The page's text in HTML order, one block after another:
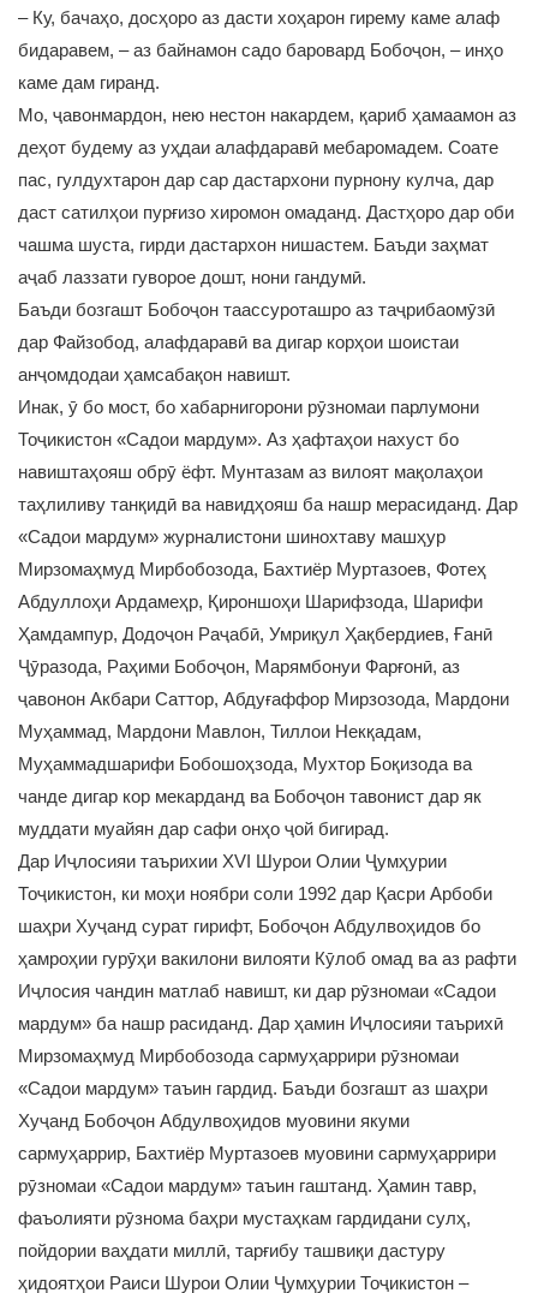
– Ку, бачаҳо, досҳоро аз дасти хоҳарон гирему каме алаф
бидаравем, – аз байнамон садо баровард Бобоҷон, – инҳо
каме дам гиранд.
Мо, ҷавонмардон, нею нестон накардем, қариб ҳамаамон аз
деҳот будему аз уҳдаи алафдаравӣ мебаромадем. Соате
пас, гулдухтарон дар сар дастархони пурнону кулча, дар
даст сатилҳои пурғизо хиромон омаданд. Дастҳоро дар оби
чашма шуста, гирди дастархон нишастем. Баъди заҳмат
аҷаб лаззати гуворое дошт, нони гандумӣ.
Баъди бозгашт Бобоҷон таассуроташро аз таҷрибаомӯзӣ
дар Файзобод, алафдаравӣ ва дигар корҳои шоистаи
анҷомдодаи ҳамсабақон навишт.
Инак, ӯ бо мост, бо хабарнигорони рӯзномаи парлумони
Тоҷикистон «Садои мардум». Аз ҳафтаҳои нахуст бо
навиштаҳояш обрӯ ёфт. Мунтазам аз вилоят мақолаҳои
таҳлиливу танқидӣ ва навидҳояш ба нашр мерасиданд. Дар
«Садои мардум» журналистони шинохтаву машҳур
Мирзомаҳмуд Мирбобозода, Бахтиёр Муртазоев, Фотеҳ
Абдуллоҳи Ардамеҳр, Қироншоҳи Шарифзода, Шарифи
Ҳамдампур, Додоҷон Раҷабӣ, Умриқул Ҳақбердиев, Ғанӣ
Ҷӯразода, Раҳими Бобоҷон, Марямбонуи Фарғонӣ, аз
ҷавонон Акбари Саттор, Абдуғаффор Мирзозода, Мардони
Муҳаммад, Мардони Мавлон, Тиллои Некқадам,
Муҳаммадшарифи Бобошоҳзода, Мухтор Боқизода ва
чанде дигар кор мекарданд ва Бобоҷон тавонист дар як
муддати муайян дар сафи онҳо ҷой бигирад.
Дар Иҷлосияи таърихии ХVI Шурои Олии Ҷумҳурии
Тоҷикистон, ки моҳи ноябри соли 1992 дар Қасри Арбоби
шаҳри Хуҷанд сурат гирифт, Бобоҷон Абдулвоҳидов бо
ҳамроҳии гурӯҳи вакилони вилояти Кӯлоб омад ва аз рафти
Иҷлосия чандин матлаб навишт, ки дар рӯзномаи «Садои
мардум» ба нашр расиданд. Дар ҳамин Иҷлосияи таърихӣ
Мирзомаҳмуд Мирбобозода сармуҳаррири рӯзномаи
«Садои мардум» таъин гардид. Баъди бозгашт аз шаҳри
Хуҷанд Бобоҷон Абдулвоҳидов муовини якуми
сармуҳаррир, Бахтиёр Муртазоев муовини сармуҳаррири
рӯзномаи «Садои мардум» таъин гаштанд. Ҳамин тавр,
фаъолияти рӯзнома баҳри мустаҳкам гардидани сулҳ,
пойдории ваҳдати миллӣ, тарғибу ташвиқи дастуру
ҳидоятҳои Раиси Шурои Олии Ҷумҳурии Тоҷикистон –